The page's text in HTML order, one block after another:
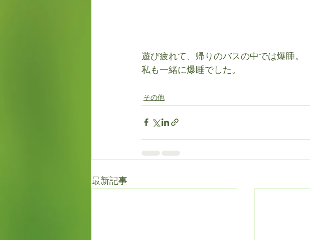
遊び疲れて、帰りのバスの中では爆睡。
私も一緒に爆睡でした。
その他
最新記事